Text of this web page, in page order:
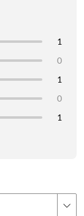
1
0
1
0
1